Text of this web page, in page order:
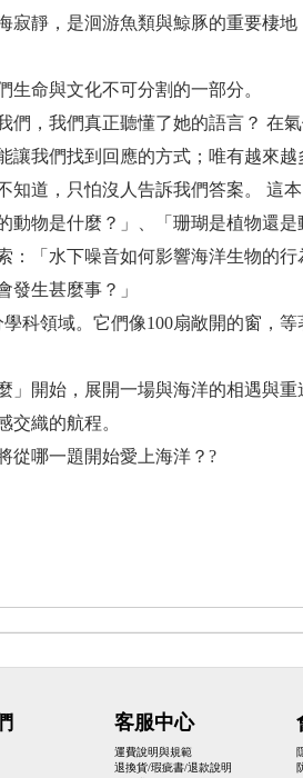
寂靜，是洄游魚類與鯨豚的重要棲
命與文化不可分割的一部分。
們，我們真正聽懂了她的語言？ 在
讓我們找到回應的方式；唯有越來
知道，只怕沒人告訴我們答案。 這
動物是什麼？」、「珊瑚是植物還
：「水下噪音如何影響海洋生物的
發生甚麼事？」
科領域。它們像100扇敞開的窗，
」開始，展開一場與海洋的相遇與重
交織的航程。
從哪一題開始愛上海洋？?
客服中心
運費說明與規範
退換貨/瑕疵書/退款說明